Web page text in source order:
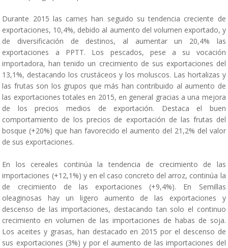
Durante 2015 las carnes han seguido su tendencia creciente de
exportaciones, 10,4%, debido al aumento del volumen exportado, y
de diversificación de destinos, al aumentar un 20,4% las
exportaciones a PPTT. Los pescados, pese a su vocación
importadora, han tenido un crecimiento de sus exportaciones del
13,1%, destacando los crustáceos y los moluscos. Las hortalizas y
las frutas son los grupos que más han contribuido al aumento de
las exportaciones totales en 2015, en general gracias a una mejora
de los precios medios de exportación. Destaca el buen
comportamiento de los precios de exportación de las frutas del
bosque (+20%) que han favorecido el aumento del 21,2% del valor
de sus exportaciones.
En los cereales continúa la tendencia de crecimiento de las
importaciones (+12,1%) y en el caso concreto del arroz, continúa la
de crecimiento de las exportaciones (+9,4%). En Semillas
oleaginosas hay un ligero aumento de las exportaciones y
descenso de las importaciones, destacando tan solo el continuo
crecimiento en volumen de las importaciones de habas de soja.
Los aceites y grasas, han destacado en 2015 por el descenso de
sus exportaciones (3%) y por el aumento de las importaciones del